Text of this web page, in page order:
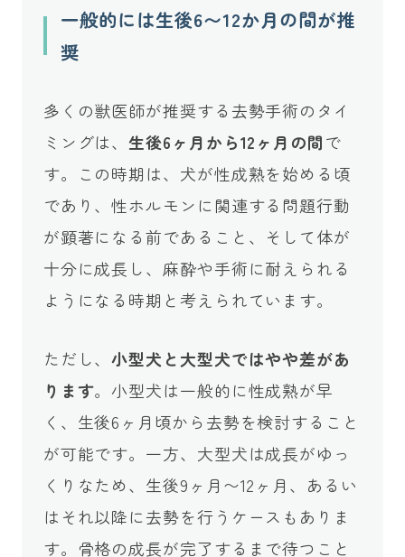
一般的には生後6〜12か月の間が推
奨
多くの獣医師が推奨する去勢手術のタイ
ミングは、生後6ヶ月から12ヶ月の間で
す。この時期は、犬が性成熟を始める頃
であり、性ホルモンに関連する問題行動
が顕著になる前であること、そして体が
十分に成長し、麻酔や手術に耐えられる
ようになる時期と考えられています。
ただし、小型犬と大型犬ではやや差があ
ります。小型犬は一般的に性成熟が早
く、生後6ヶ月頃から去勢を検討すること
が可能です。一方、大型犬は成長がゆっ
くりなため、生後9ヶ月〜12ヶ月、あるい
はそれ以降に去勢を行うケースもありま
す。骨格の成長が完了するまで待つこと